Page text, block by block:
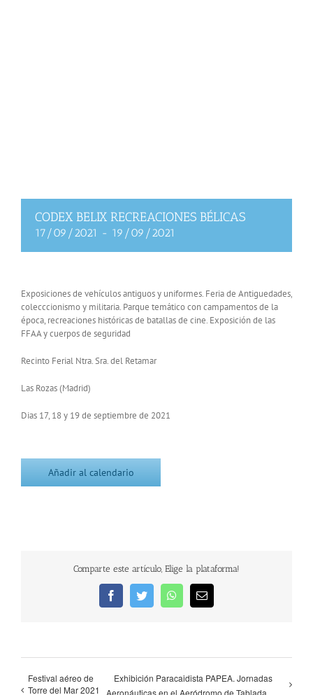
CODEX BELIX RECREACIONES BÉLICAS
17/09/2021 - 19/09/2021
Exposiciones de vehículos antiguos y uniformes. Feria de Antiguedades,
colecccionismo y militaria. Parque temático con campamentos de la
época, recreaciones históricas de batallas de cine. Exposición de las
FFAA y cuerpos de seguridad
Recinto Ferial Ntra. Sra. del Retamar
Las Rozas (Madrid)
Dias 17, 18 y 19 de septiembre de 2021
Añadir al calendario
Comparte este artículo, Elige la plataforma!
FacebookTwitterWhatsAppCorreo
electrónico
Festival aéreo de
Torre del Mar 2021
Exhibición Paracaidista PAPEA. Jornadas
Aeronáuticas en el Aeródromo de Tablada